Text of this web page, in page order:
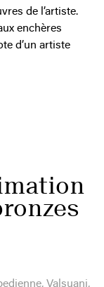
de l’artiste.
enchères
d’un artiste
Valsuani,